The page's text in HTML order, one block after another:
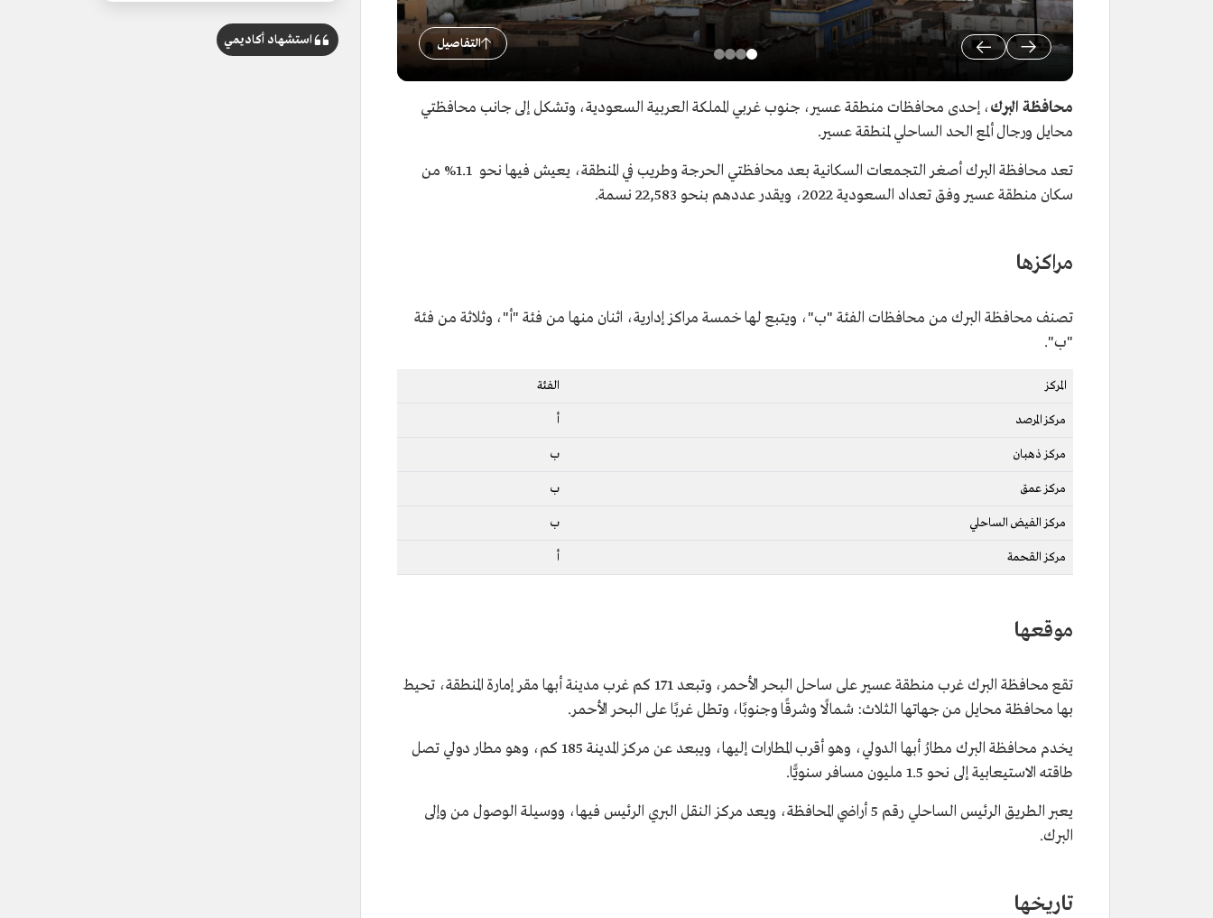
التفاصيل
محافظة البرك، إحدى محافظات منطقة عسير، جنوب غربي المملكة العربية السعودية، وتشكل إلى جانب محافظتي
محايل ورجال ألمع الحد الساحلي لمنطقة عسير.
تعد محافظة البرك أصغر التجمعات السكانية بعد محافظتي الحرجة وطريب في المنطقة، يعيش فيها نحو 1.1% من
سكان منطقة عسير وفق تعداد السعودية 2022، ويقدر عددهم بنحو 22,583 نسمة.
مراكزها
تصنف محافظة البرك من محافظات الفئة "ب"، ويتبع لها خمسة مراكز إدارية، اثنان منها من فئة "أ"، وثلاثة من فئة
"ب".
المركز الفئة
مركز المرصد أ
مركز ذهبان ب
مركز عمق ب
مركز الفيض الساحلي ب
مركز القحمة أ
موقعها
تقع محافظة البرك غرب منطقة عسير على ساحل البحر الأحمر، وتبعد 171 كم غرب مدينة أبها مقر إمارة المنطقة، تحيط
بها محافظة محايل من جهاتها الثلاث: شمالًا وشرقًا وجنوبًا، وتطل غربًا على البحر الأحمر.
يخدم محافظة البرك مطارُ أبها الدولي، وهو أقرب المطارات إليها، ويبعد عن مركز المدينة 185 كم، وهو مطار دولي تصل
طاقته الاستيعابية إلى نحو 1.5 مليون مسافر سنويًّا.
يعبر الطريق الرئيس الساحلي رقم 5 أراضي المحافظة، ويعد مركز النقل البري الرئيس فيها، ووسيلة الوصول من وإلى
البرك.
تاريخها
الطريق البري الرئيس
طريق رقم 5.
استشهاد أكاديمي